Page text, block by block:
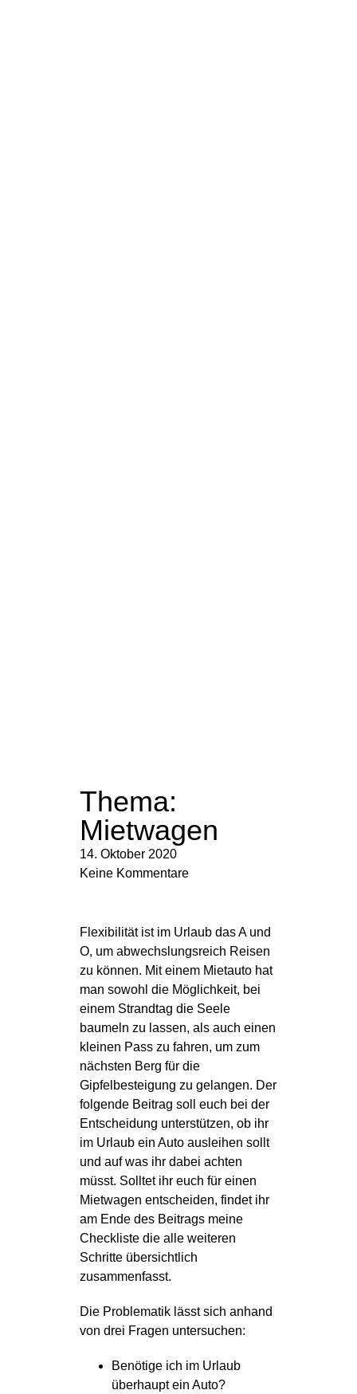
Thema:
Mietwagen
14. Oktober 2020
Keine Kommentare
Flexibilität ist im Urlaub das A und
O, um abwechslungsreich Reisen
zu können. Mit einem Mietauto hat
man sowohl die Möglichkeit, bei
einem Strandtag die Seele
baumeln zu lassen, als auch einen
kleinen Pass zu fahren, um zum
nächsten Berg für die
Gipfelbesteigung zu gelangen. Der
folgende Beitrag soll euch bei der
Entscheidung unterstützen, ob ihr
im Urlaub ein Auto ausleihen sollt
und auf was ihr dabei achten
müsst. Solltet ihr euch für einen
Mietwagen entscheiden, findet ihr
am Ende des Beitrags meine
Checkliste die alle weiteren
Schritte übersichtlich
zusammenfasst.
Die Problematik lässt sich anhand
von drei Fragen untersuchen:
Benötige ich im Urlaub
überhaupt ein Auto?